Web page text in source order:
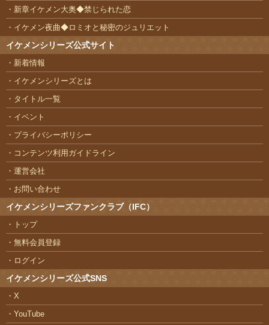
新章イケメン大奥◆禁じられた恋
イケメン夜曲◆ロミオと秘密のジュリエット
イケメンシリーズ公式サイト
新着情報
イケメンシリーズとは
タイトル一覧
イベント
プライバシーポリシー
コンテンツ利用ガイドライン
運営会社
お問い合わせ
イケメンシリーズファンクラブ（IFC）
トップ
無料会員登録
ログイン
イケメンシリーズ公式SNS
X
YouTube